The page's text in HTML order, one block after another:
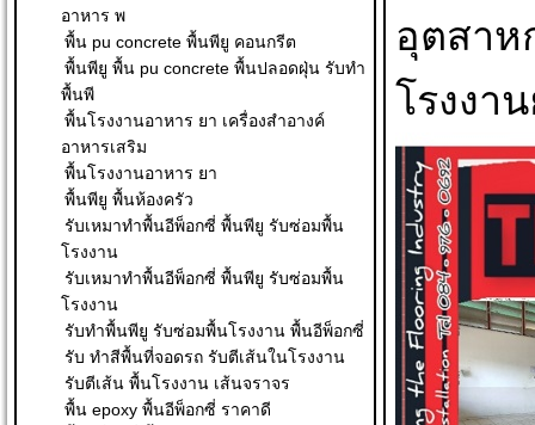
อาหาร พ
พื้น pu concrete พื้นพียู คอนกรีต
พื้นพียู พื้น pu concrete พื้นปลอดฝุ่น รับทำ
พื้นพี
พื้นโรงงานอาหาร ยา เครื่องสำอางค์
อาหารเสริม
พื้นโรงงานอาหาร ยา
พื้นพียู พื้นห้องครัว
รับเหมาทำพื้นอีพ็อกซี่ พื้นพียู รับซ่อมพื้น
โรงงาน
รับเหมาทำพื้นอีพ็อกซี่ พื้นพียู รับซ่อมพื้น
โรงงาน
รับทำพื้นพียู รับซ่อมพื้นโรงงาน พื้นอีพ็อกซี่
รับ ทําสีพื้นที่จอดรถ รับตีเส้นในโรงงาน
รับตีเส้น พื้นโรงงาน เส้นจราจร
พื้น epoxy พื้นอีพ็อกซี่ ราคาดี
อุตสาห
โรงงา